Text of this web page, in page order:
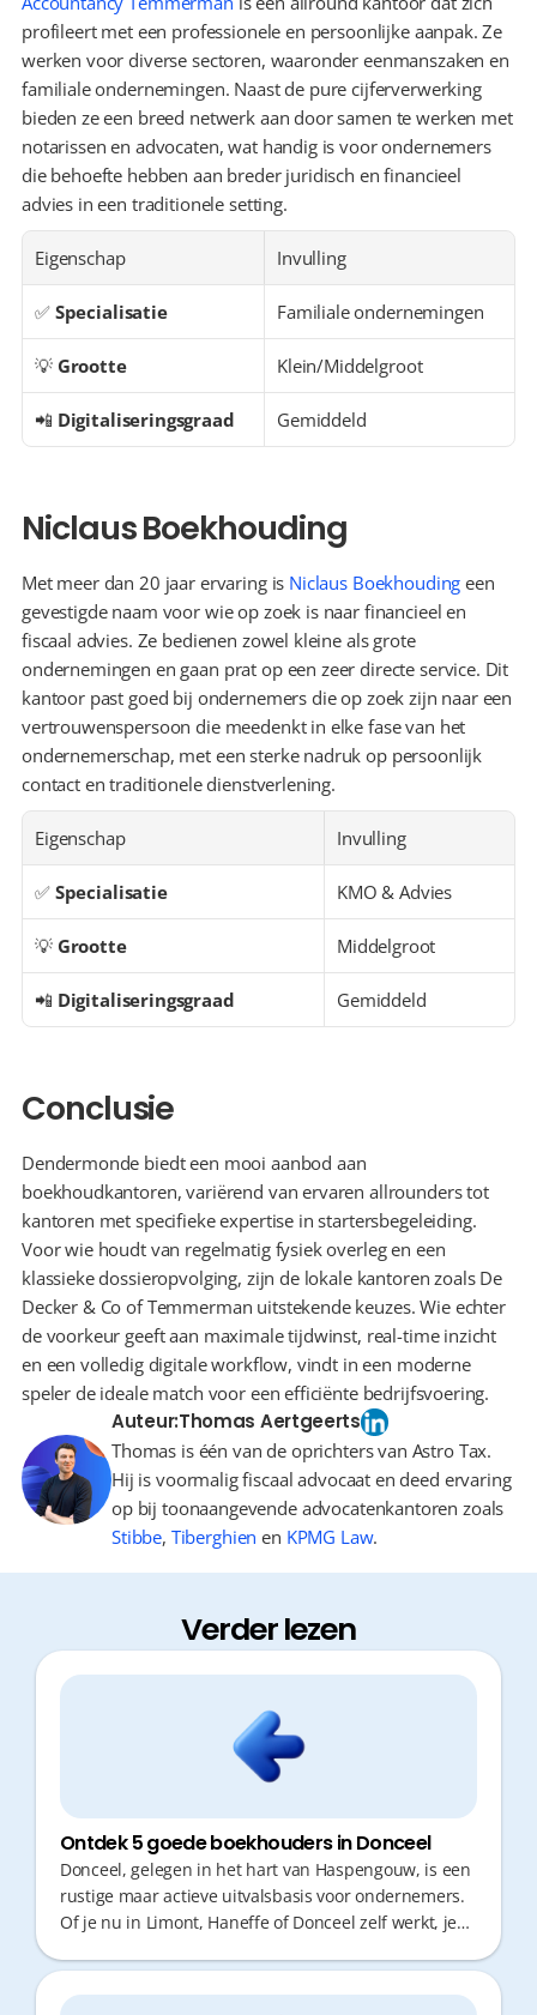
profileert met een professionele en persoonlijke aanpak. Ze
werken voor diverse sectoren, waaronder eenmanszaken en
familiale ondernemingen. Naast de pure cijferverwerking
bieden ze een breed netwerk aan door samen te werken met
notarissen en advocaten, wat handig is voor ondernemers
die behoefte hebben aan breder juridisch en financieel
advies in een traditionele setting.
Eigenschap Invulling
✅ Specialisatie Familiale ondernemingen
💡 Grootte Klein/Middelgroot
📲 Digitaliseringsgraad Gemiddeld
Niclaus Boekhouding
Met meer dan 20 jaar ervaring is Niclaus Boekhouding een
gevestigde naam voor wie op zoek is naar financieel en
fiscaal advies. Ze bedienen zowel kleine als grote
ondernemingen en gaan prat op een zeer directe service. Dit
kantoor past goed bij ondernemers die op zoek zijn naar een
vertrouwenspersoon die meedenkt in elke fase van het
ondernemerschap, met een sterke nadruk op persoonlijk
contact en traditionele dienstverlening.
Eigenschap Invulling
✅ Specialisatie KMO & Advies
💡 Grootte Middelgroot
📲 Digitaliseringsgraad Gemiddeld
Conclusie
Dendermonde biedt een mooi aanbod aan
boekhoudkantoren, variërend van ervaren allrounders tot
kantoren met specifieke expertise in startersbegeleiding.
Voor wie houdt van regelmatig fysiek overleg en een
klassieke dossieropvolging, zijn de lokale kantoren zoals De
Decker & Co of Temmerman uitstekende keuzes. Wie echter
de voorkeur geeft aan maximale tijdwinst, real-time inzicht
en een volledig digitale workflow, vindt in een moderne
speler de ideale match voor een efficiënte bedrijfsvoering.
Auteur:Thomas Aertgeerts
Thomas is één van de oprichters van Astro Tax.
Hij is voormalig fiscaal advocaat en deed ervaring
op bij toonaangevende advocatenkantoren zoals
Stibbe, Tiberghien en KPMG Law.
Verder lezen
Ontdek 5 goede boekhouders in Donceel
Donceel, gelegen in het hart van Haspengouw, is een
rustige maar actieve uitvalsbasis voor ondernemers.
Of je nu in Limont, Haneffe of Donceel zelf werkt, je
Een goede boekhouder biedt niet alleen cijfers, maar
ook proactief fiscaal advies en snelle responstijden.